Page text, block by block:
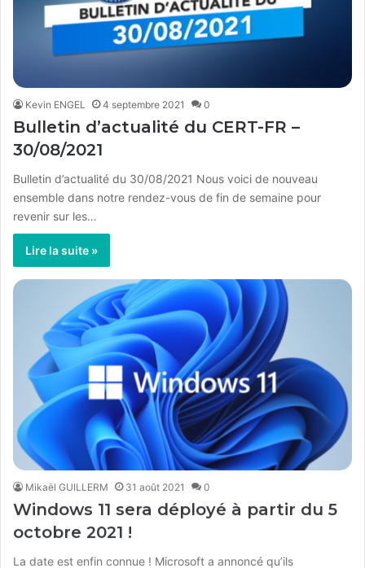
Kevin ENGEL 4 septembre 2021 0
Bulletin d’actualité du CERT-FR –
30/08/2021
Bulletin d’actualité du 30/08/2021 Nous voici de nouveau
ensemble dans notre rendez-vous de fin de semaine pour
revenir sur les…
Lire la suite »
Mikaël GUILLERM 31 août 2021 0
Windows 11 sera déployé à partir du 5
octobre 2021 !
La date est enfin connue ! Microsoft a annoncé qu’ils